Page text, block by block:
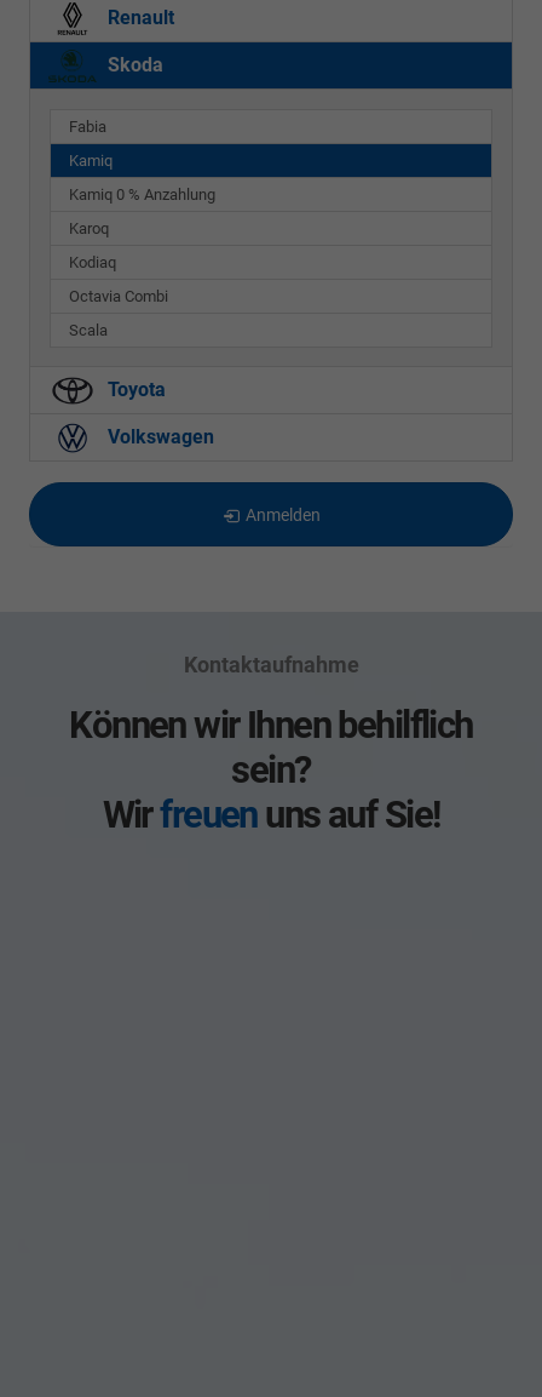
Renault
Skoda
Fabia
Kamiq
Kamiq 0 % Anzahlung
Karoq
Kodiaq
Octavia Combi
Scala
Toyota
Volkswagen
Anmelden
Kontaktaufnahme
Können wir Ihnen behilflich
sein?
Wirfreuenuns auf Sie!